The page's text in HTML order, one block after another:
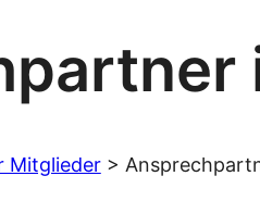
Mitglieder>